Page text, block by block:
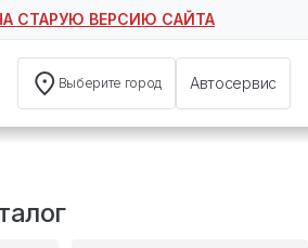
СТАРУЮ ВЕРСИЮ САЙТА
Выберите город Автосервис